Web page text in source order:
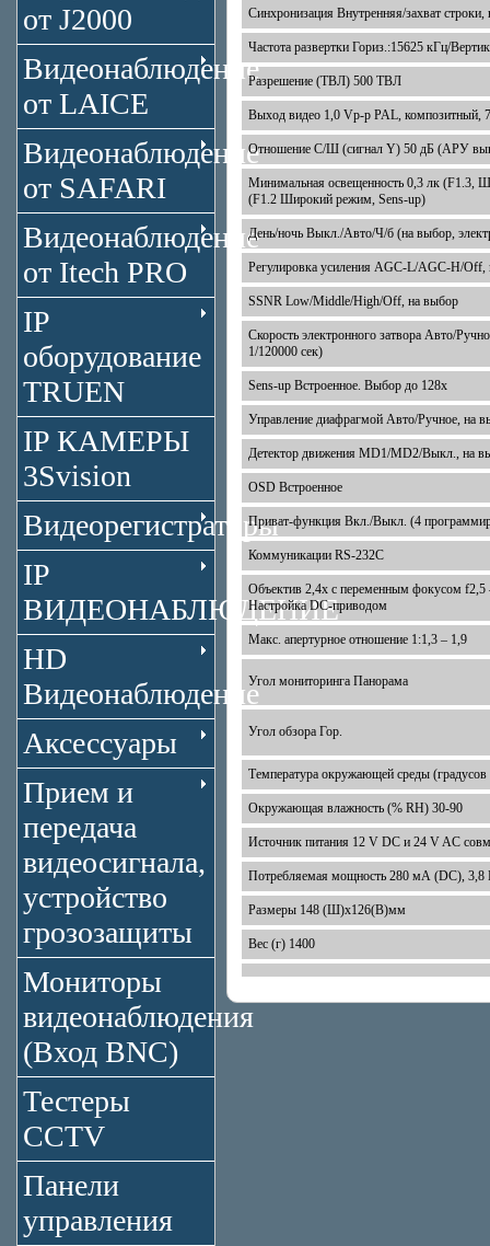
от J2000
Видеонаблюдение
от LAICE
Видеонаблюдение
от SAFARI
Видеонаблюдение
от Itech PRO
IP
оборудование
TRUEN
IP КАМЕРЫ
3Svision
Видеорегистраторы
IP
ВИДЕОНАБЛЮДЕНИЕ
HD
Видеонаблюдение
Аксессуары
Прием и
передача
видеосигнала,
устройство
грозозащиты
Мониторы
видеонаблюдения
(Вход BNC)
Тестеры
CCTV
Панели
управления
Синхронизация Внутренняя/захват строки,
Частота развертки Гориз.:15625 кГц/
Разрешение (ТВЛ) 500 ТВЛ
Выход видео 1,0 Vp-p PAL, композитный,
Отношение С/Ш (сигнал Y) 50 дБ (АРУ
Минимальная освещенность 0,3 лк (F1.3,
(F1.2 Широкий режим, Sens-up)
День/ночь Выкл./Авто/Ч/б (на выбор,
Регулировка усиления AGC-L/AGC-H/Off,
SSNR Low/Middle/High/Off, на выбор
Скорость электронного затвора Авто/
1/120000 сек)
Sens-up Встроенное. Выбор до 128х
Управление диафрагмой Авто/Ручное, на
Детектор движения MD1/MD2/Выкл., на
OSD Встроенное
Приват-функция Вкл./Выкл. (4
Коммуникации RS-232С
Объектив 2,4х с переменным фокусом
Настройка DC-приводом
Макс. апертурное отношение 1:1,3 – 1,9
Угол мониторинга Панорама
Угол обзора Гор.
Температура окружающей среды
Окружающая влажность (% RH) 30-90
Источник питания 12 V DC и 24 V AC
Потребляемая мощность 280 мА (DC), 3,8
Размеры 148 (Ш)х126(В)мм
Вес (г) 1400